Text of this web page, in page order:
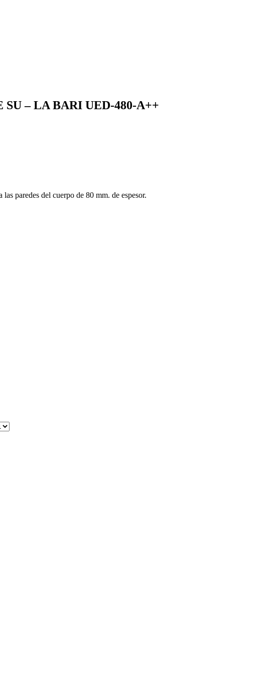
– LA BARI UED-480-A++
paredes del cuerpo de 80 mm. de espesor.